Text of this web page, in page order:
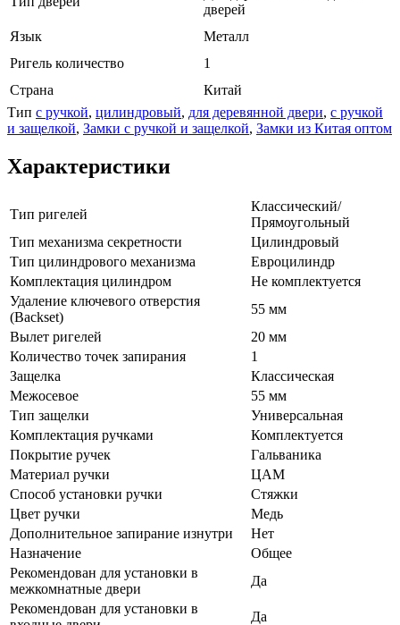
дверей
Язык
Металл
Ригель количество
1
Страна
Китай
Тип с ручкой, цилиндровый, для деревянной двери, с ручкой
и защелкой, Замки с ручкой и защелкой, Замки из Китая оптом
Характеристики
Тип ригелей
Классический/
Прямоугольный
Тип механизма секретности
Цилиндровый
Тип цилиндрового механизма
Евроцилиндр
Комплектация цилиндром
Не комплектуется
Удаление ключевого отверстия
(Backset)
55 мм
Вылет ригелей
20 мм
Количество точек запирания
1
Защелка
Классическая
Межосевое
55 мм
Тип защелки
Универсальная
Комплектация ручками
Комплектуется
Покрытие ручек
Гальваника
Материал ручки
ЦАМ
Способ установки ручки
Стяжки
Цвет ручки
Медь
Дополнительное запирание изнутри
Нет
Назначение
Общее
Рекомендован для установки в
межкомнатные двери
Да
Рекомендован для установки в
Да